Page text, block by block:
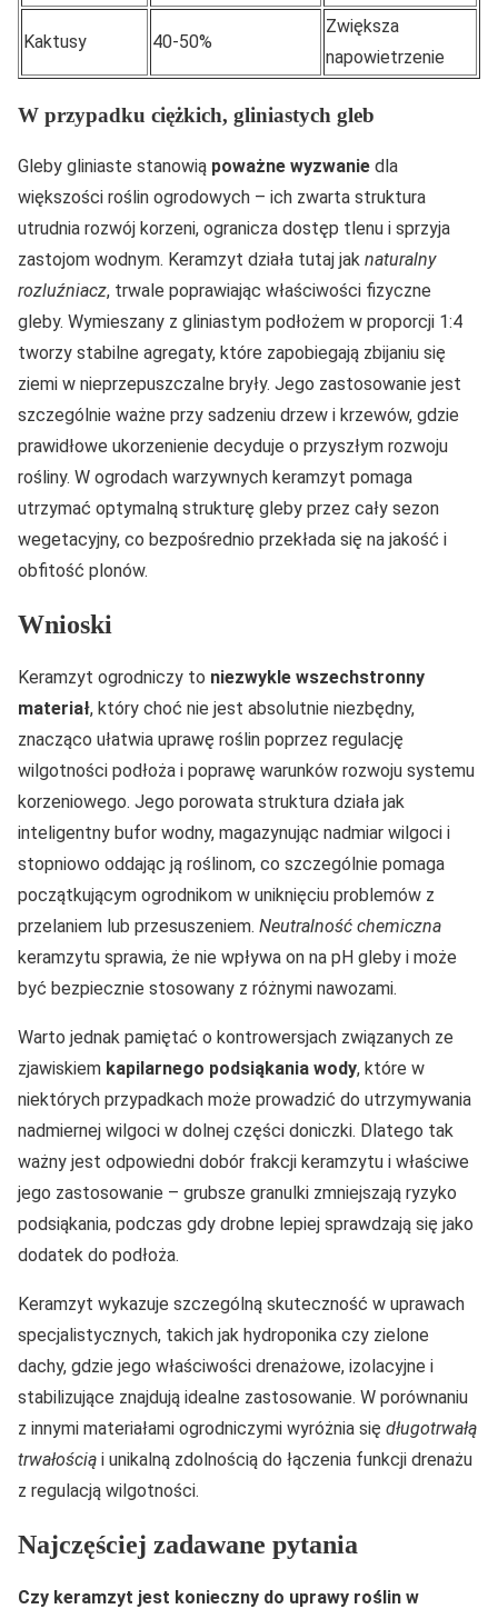
Kaktusy 40-50%
Zwiększa
napowietrzenie
W przypadku ciężkich, gliniastych gleb
Gleby gliniaste stanowią poważne wyzwanie dla
większości roślin ogrodowych – ich zwarta struktura
utrudnia rozwój korzeni, ogranicza dostęp tlenu i sprzyja
zastojom wodnym. Keramzyt działa tutaj jak naturalny
rozluźniacz, trwale poprawiając właściwości fizyczne
gleby. Wymieszany z gliniastym podłożem w proporcji 1:4
tworzy stabilne agregaty, które zapobiegają zbijaniu się
ziemi w nieprzepuszczalne bryły. Jego zastosowanie jest
szczególnie ważne przy sadzeniu drzew i krzewów, gdzie
prawidłowe ukorzenienie decyduje o przyszłym rozwoju
rośliny. W ogrodach warzywnych keramzyt pomaga
utrzymać optymalną strukturę gleby przez cały sezon
wegetacyjny, co bezpośrednio przekłada się na jakość i
obfitość plonów.
Wnioski
Keramzyt ogrodniczy to niezwykle wszechstronny
materiał, który choć nie jest absolutnie niezbędny,
znacząco ułatwia uprawę roślin poprzez regulację
wilgotności podłoża i poprawę warunków rozwoju systemu
korzeniowego. Jego porowata struktura działa jak
inteligentny bufor wodny, magazynując nadmiar wilgoci i
stopniowo oddając ją roślinom, co szczególnie pomaga
początkującym ogrodnikom w uniknięciu problemów z
przelaniem lub przesuszeniem. Neutralność chemiczna
keramzytu sprawia, że nie wpływa on na pH gleby i może
być bezpiecznie stosowany z różnymi nawozami.
Warto jednak pamiętać o kontrowersjach związanych ze
zjawiskiem kapilarnego podsiąkania wody, które w
niektórych przypadkach może prowadzić do utrzymywania
nadmiernej wilgoci w dolnej części doniczki. Dlatego tak
ważny jest odpowiedni dobór frakcji keramzytu i właściwe
jego zastosowanie – grubsze granulki zmniejszają ryzyko
podsiąkania, podczas gdy drobne lepiej sprawdzają się jako
dodatek do podłoża.
Keramzyt wykazuje szczególną skuteczność w uprawach
specjalistycznych, takich jak hydroponika czy zielone
dachy, gdzie jego właściwości drenażowe, izolacyjne i
stabilizujące znajdują idealne zastosowanie. W porównaniu
z innymi materiałami ogrodniczymi wyróżnia się długotrwałą
trwałością i unikalną zdolnością do łączenia funkcji drenażu
z regulacją wilgotności.
Najczęściej zadawane pytania
Czy keramzyt jest konieczny do uprawy roślin w